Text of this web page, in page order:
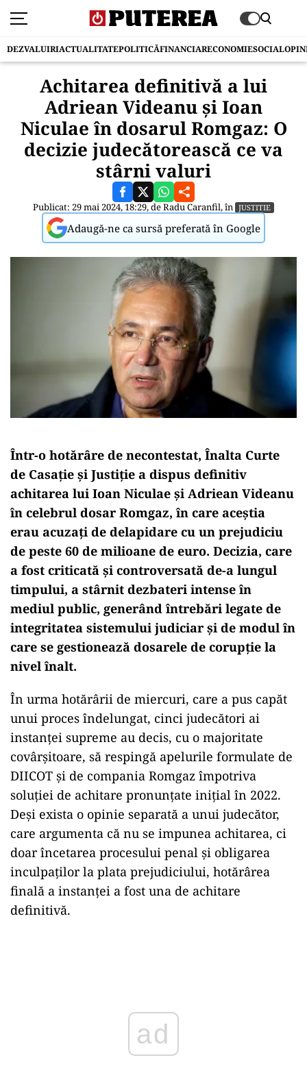
DEZVALUIRIACTUALITATEPOLITICĂFINANCIARECONOMIESOCIAL
Achitarea definitivă a lui
Adriean Videanu și Ioan
Niculae în dosarul Romgaz: O
decizie judecătorească ce va
stârni valuri
Publicat: 29 mai 2024, 18:29, deRadu Caranfil, în JUSTITIE
Adaugă-ne ca sursă preferată în Google
Într-o hotărâre de necontestat, Înalta Curte
de Casație și Justiție a dispus definitiv
achitarea lui Ioan Niculae și Adriean Videanu
în celebrul dosar Romgaz, în care aceștia
erau acuzați de delapidare cu un prejudiciu
de peste 60 de milioane de euro. Decizia, care
a fost criticată și controversată de-a lungul
timpului, a stârnit dezbateri intense în
mediul public, generând întrebări legate de
integritatea sistemului judiciar și de modul în
care se gestionează dosarele de corupție la
nivel înalt.
În urma hotărârii de miercuri, care a pus capăt
unui proces îndelungat, cinci judecători ai
instanței supreme au decis, cu o majoritate
covârșitoare, să respingă apelurile formulate de
DIICOT și de compania Romgaz împotriva
soluției de achitare pronunțate inițial în 2022.
Deși exista o opinie separată a unui judecător,
care argumenta că nu se impunea achitarea, ci
doar încetarea procesului penal și obligarea
inculpaților la plata prejudiciului, hotărârea
finală a instanței a fost una de achitare
definitivă.